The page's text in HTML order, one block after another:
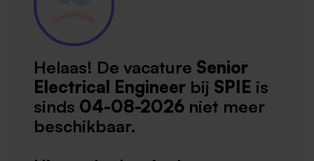
Helaas! De vacature Senior
Electrical Engineer bij SPIE is
sinds 04-08-2026 niet meer
beschikbaar.